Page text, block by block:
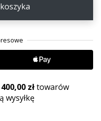
400,00 złtowarów
wysyłkę